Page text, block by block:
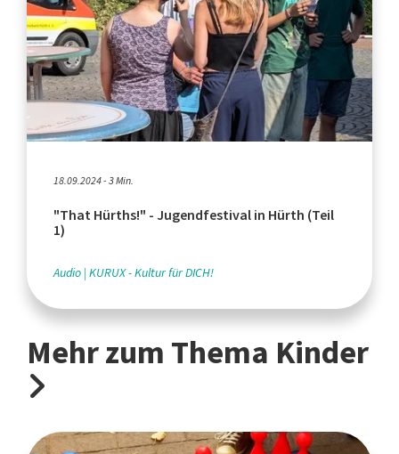
18.09.2024 - 3 Min.
"That Hürths!" - Jugendfestival in Hürth (Teil
1)
Audio KURUX - Kultur für DICH!
Mehr zum Thema Kinder